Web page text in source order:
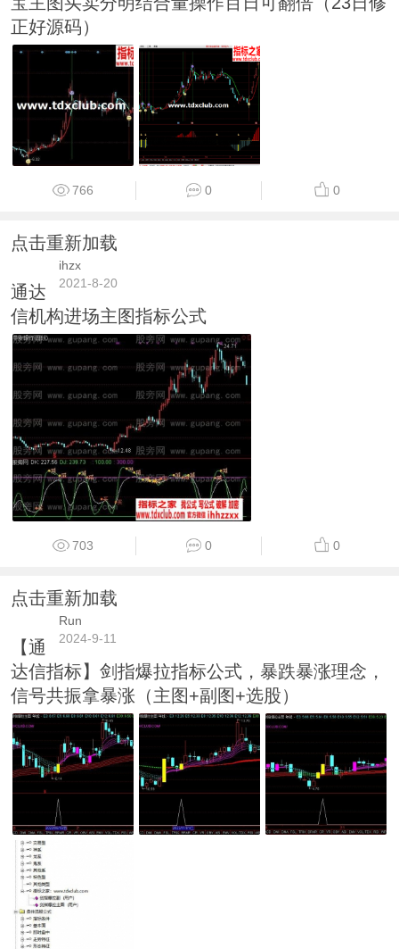
正好源码）
766 0 0
点击重新加载
ihzx
2021-8-20
通达
信机构进场主图指标公式
703 0 0
点击重新加载
Run
2024-9-11
【通
达信指标】剑指爆拉指标公式，暴跌暴涨理念，
信号共振拿暴涨（主图+副图+选股）